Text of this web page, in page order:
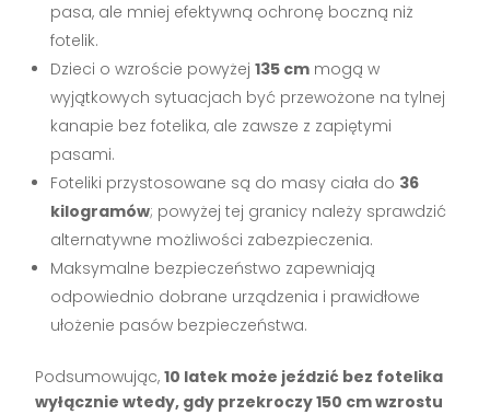
pasa, ale mniej efektywną ochronę boczną niż
fotelik.
Dzieci o wzroście powyżej135 cm mogą w
wyjątkowych sytuacjach być przewożone na tylnej
kanapie bez fotelika, ale zawsze z zapiętymi
pasami.
Foteliki przystosowane są do masy ciała do 36
kilogramów; powyżej tej granicy należy sprawdzić
alternatywne możliwości zabezpieczenia.
Maksymalne bezpieczeństwo zapewniają
odpowiednio dobrane urządzenia i prawidłowe
ułożenie pasów bezpieczeństwa.
Podsumowując,10 latek może jeździć bez fotelika
wyłącznie wtedy, gdy przekroczy 150 cm wzrostu